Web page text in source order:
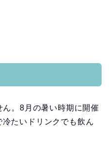
。8月の暑い時期に開催
冷たいドリンクでも飲ん